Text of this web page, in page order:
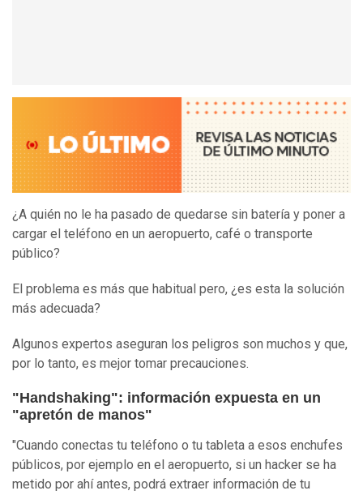
¿A quién no le ha pasado de quedarse sin batería y poner a
cargar el teléfono en un aeropuerto, café o transporte
público?
El problema es más que habitual pero, ¿es esta la solución
más adecuada?
Algunos expertos aseguran los peligros son muchos y que,
por lo tanto, es mejor tomar precauciones.
"Handshaking": información expuesta en un
"apretón de manos"
"Cuando conectas tu teléfono o tu tableta a esos enchufes
públicos, por ejemplo en el aeropuerto, si un hacker se ha
metido por ahí antes, podrá extraer información de tu